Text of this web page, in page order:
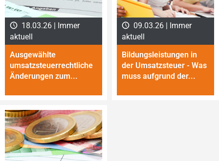
18.03.26 | Immer
aktuell
Ausgewählte
umsatzsteuerrechtliche
Ände­run­gen zum...
09.03.26 | Immer
aktuell
Bildungsleistungen in
der Umsatzsteuer - Was
muss aufgrund der...